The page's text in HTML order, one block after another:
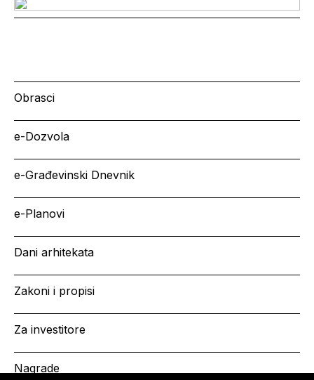
Obrasci
e-Dozvola
e-Građevinski Dnevnik
e-Planovi
Dani arhitekata
Zakoni i propisi
Za investitore
Nagrade